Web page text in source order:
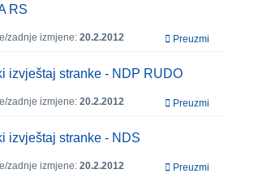
RS
zadnje izmjene: 20.2.2012 Preuzmi
izvještaj stranke - NDP RUDO
zadnje izmjene: 20.2.2012 Preuzmi
izvještaj stranke - NDS
zadnje izmjene: 20.2.2012 Preuzmi